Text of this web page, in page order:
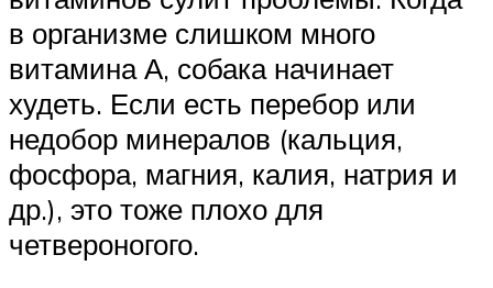
в организме слишком много
витамина А, собака начинает
худеть. Если есть перебор или
недобор минералов (кальция,
фосфора, магния, калия, натрия и
др.), это тоже плохо для
четвероногого.